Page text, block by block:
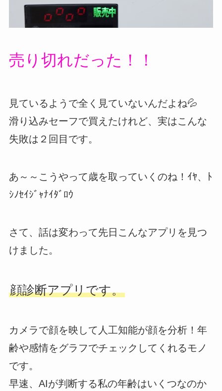
売り切れだった！！
見ているようで全く見ていないんだよね💦
滑り込みセーフで買えたけれど、実はこんな
失敗は２回目です。
あ～～こうやって歳を取っていくのね！ｲﾔ、ﾄ
ｼﾉｾｲｼﾞｬﾅｲﾀﾞﾛｳ
さて、話は変わって先日こんなアプリを見つ
けました。
顔診断アプリです。
カメラで顔を映して人工知能が顔を分析！年
齢や感情をグラフでチェックしてくれるモノ
です。
早速、AIが判断する私の年齢はいくつなのか